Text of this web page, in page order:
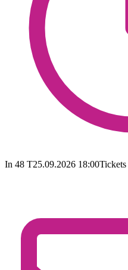
In 48 T25.09.2026 18:00